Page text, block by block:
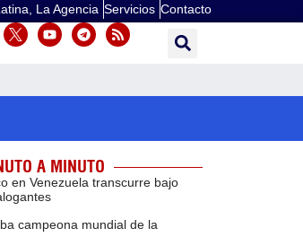
La Agencia Servicios Contacto
A MINUTO
en Venezuela transcurre bajo
campeona mundial de la